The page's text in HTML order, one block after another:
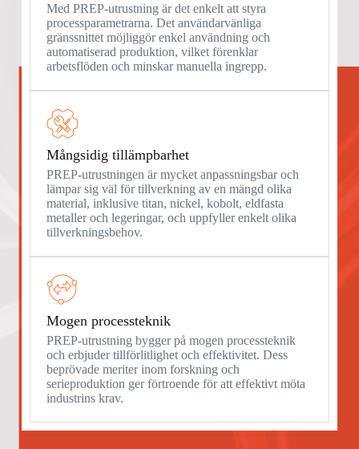
Med PREP-utrustning är det enkelt att styra
processparametrarna. Det användarvänliga
gränssnittet möjliggör enkel användning och
automatiserad produktion, vilket förenklar
arbetsflöden och minskar manuella ingrepp.
Mångsidig tillämpbarhet
PREP-utrustningen är mycket anpassningsbar och
lämpar sig väl för tillverkning av en mängd olika
material, inklusive titan, nickel, kobolt, eldfasta
metaller och legeringar, och uppfyller enkelt olika
tillverkningsbehov.
Mogen processteknik
PREP-utrustning bygger på mogen processteknik
och erbjuder tillförlitlighet och effektivitet. Dess
beprövade meriter inom forskning och
serieproduktion ger förtroende för att effektivt möta
industrins krav.